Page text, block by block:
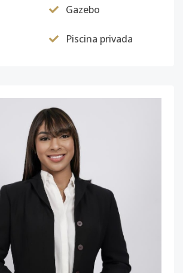
Gazebo
Piscina privada